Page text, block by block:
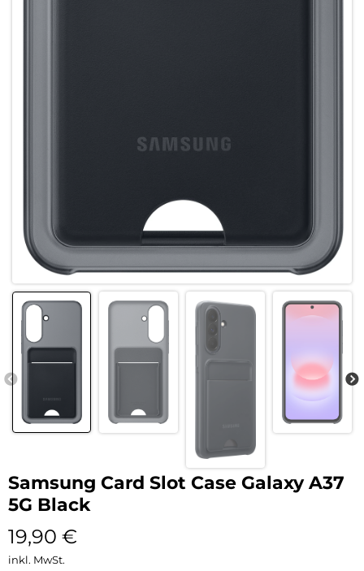
Samsung Card Slot Case Galaxy A37
5G Black
19,90 €
inkl. MwSt.